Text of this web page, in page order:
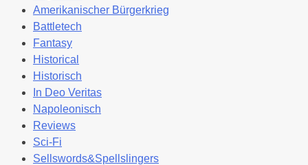
Amerikanischer Bürgerkrieg
Battletech
Fantasy
Historical
Historisch
In Deo Veritas
Napoleonisch
Reviews
Sci-Fi
Sellswords&Spellslingers